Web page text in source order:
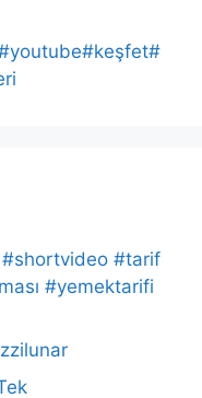
#tarif
#yemektarifi